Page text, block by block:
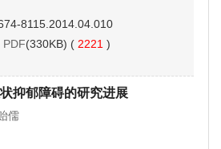
8115.2014.04.010
PDF(330KB) ( 2221 )
抑郁障碍的研究进展
儒